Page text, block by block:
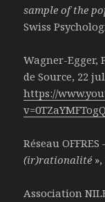
sample of the
Swiss
Wagner-Egger,
de Source, 22
https://
Réseau
(ir)rationalité
Association